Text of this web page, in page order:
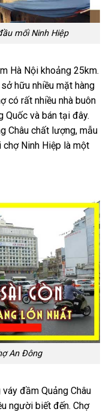
mối Ninh Hiệp
Hà Nội khoảng 25km.
hữu nhiều mặt hàng
có rất nhiều nhà buôn
Quốc và bán tại đây.
Châu chất lượng, mẫu
Ninh Hiệp là một
An Đông
đầm Quảng Châu
người biết đến. Chợ